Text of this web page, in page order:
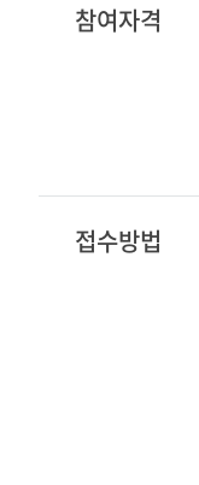
참여자격
접수방법